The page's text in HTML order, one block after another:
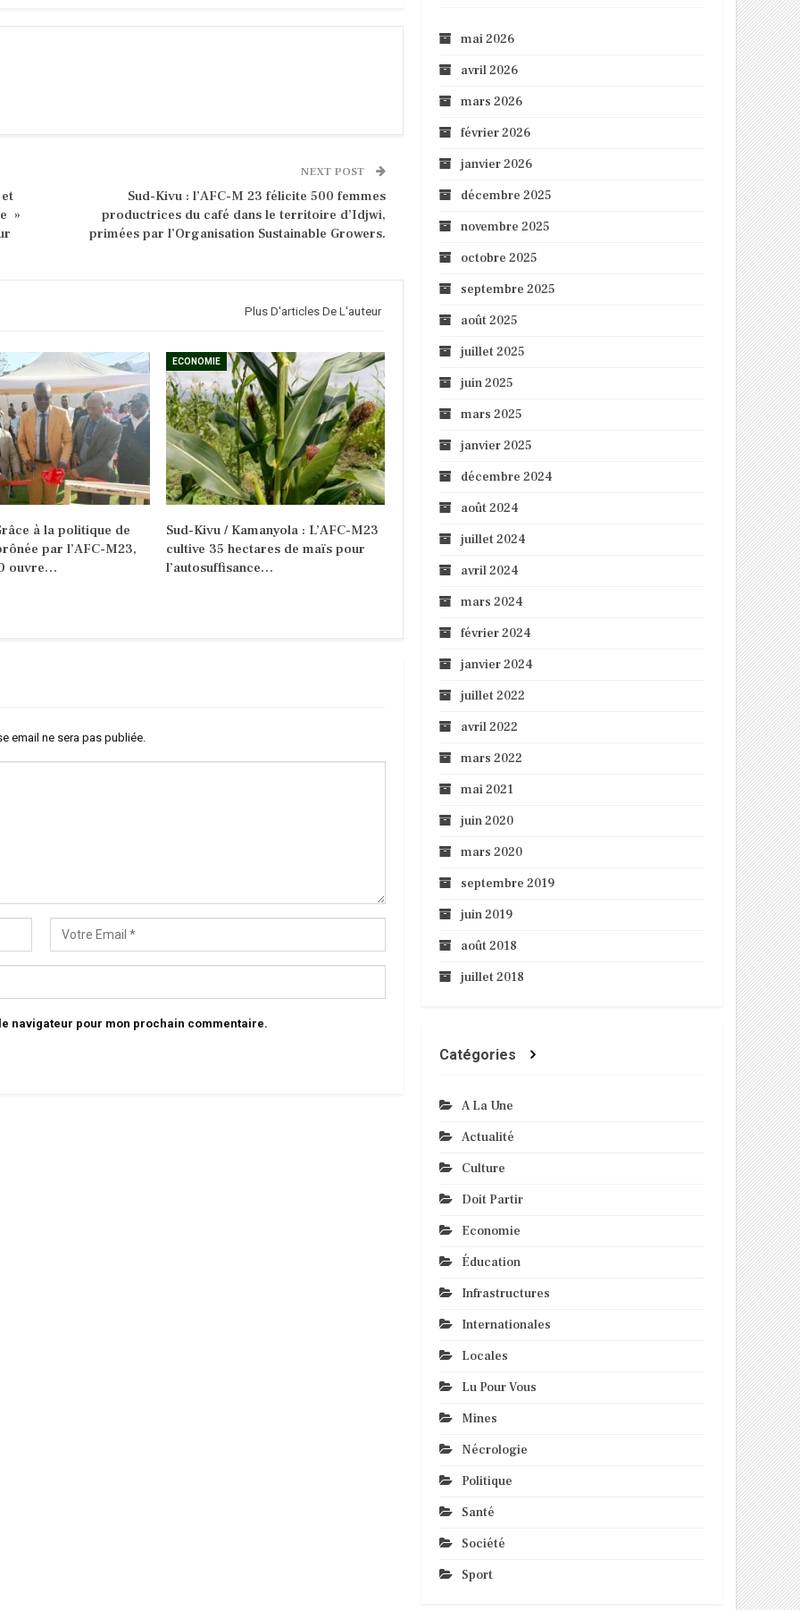
»
NEXT POST
Sud-Kivu : l’AFC-M 23 félicite 500 femmes
productrices du café dans le territoire d’Idjwi,
primées par l’Organisation Sustainable Growers.
Plus D'articles De L'auteur
à la politique de
par l’AFC-M23,
ouvre…
ECONOMIE
Sud-Kivu / Kamanyola : L’AFC-M23
cultive 35 hectares de maïs pour
l’autosuffisance…
email ne sera pas publiée.
navigateur pour mon prochain commentaire.
mai 2026
avril 2026
mars 2026
février 2026
janvier 2026
décembre 2025
novembre 2025
octobre 2025
septembre 2025
août 2025
juillet 2025
juin 2025
mars 2025
janvier 2025
décembre 2024
août 2024
juillet 2024
avril 2024
mars 2024
février 2024
janvier 2024
juillet 2022
avril 2022
mars 2022
mai 2021
juin 2020
mars 2020
septembre 2019
juin 2019
août 2018
juillet 2018
Catégories
A La Une
Actualité
Culture
Doit Partir
Economie
Éducation
Infrastructures
Internationales
Locales
Lu Pour Vous
Mines
Nécrologie
Politique
Santé
Société
Sport